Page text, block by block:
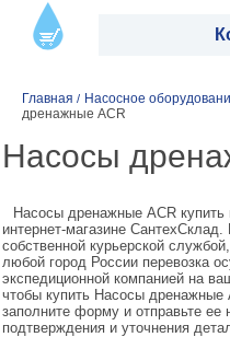
Главная / Насосное
дренажные ACR
Насосы
Насосы дренажные ACR купить
интернет-магазине
собственной курьерской
любой город России перевозка
экспедиционной компанией на
чтобы купить Насосы дренажные
заполните форму и отправьте
подтверждения и уточнения